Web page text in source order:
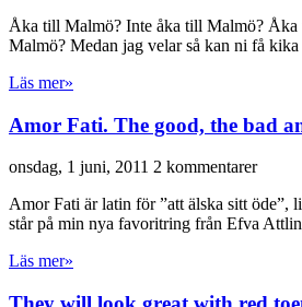
Åka till Malmö? Inte åka till Malmö?
Malmö? Medan jag velar så kan ni få kika
Läs mer»
Amor Fati. The good, the bad
onsdag, 1 juni, 2011 2 kommentarer
Amor Fati är latin för ”att älska sitt öde”,
står på min nya favoritring från Efva
Läs mer»